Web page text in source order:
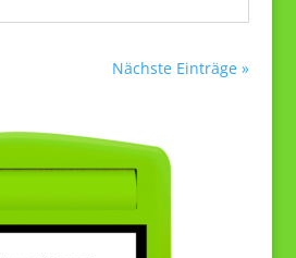
Nächste Einträge »